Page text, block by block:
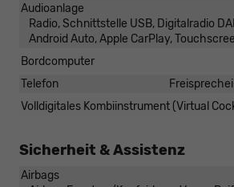
Audioanlage
Radio, Schnittstelle USB, Digitalradio
Android Auto, Apple CarPlay,
Bordcomputer
Telefon
Volldigitales Kombiinstrument (Virtual
Sicherheit & Assistenz
Airbags